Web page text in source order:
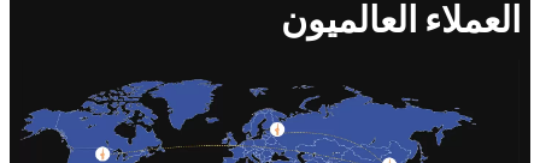
العملاء العالميون